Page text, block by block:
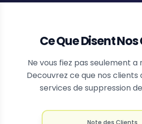
Ce Que Disent
Ne vous fiez pas seulement
Decouvrez ce que nos clients
services de suppression